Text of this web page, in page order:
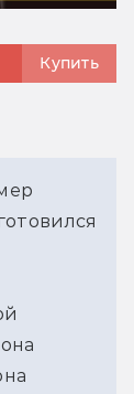
Купить